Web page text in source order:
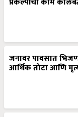
जनावर पावसात
आर्थिक तोटा आणि